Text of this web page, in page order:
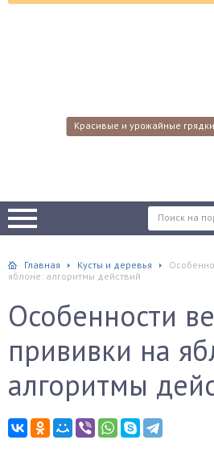
Красивые и урожайные
Главная Кусты и деревья
яблоне: алгоритмы действий
Особенности
прививки на
алгоритмы